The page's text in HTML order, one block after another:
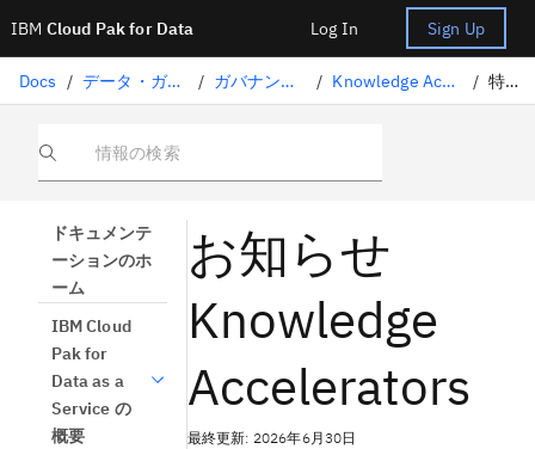
IBM Cloud Pak for Data Log In Sign Up
Docs / データ・ガバナンス / ガバナンス成果物 / Knowledge Accelerators / 特記事項
情報の検索
ドキュメンテ
ーションのホ
ーム
IBM Cloud
Pak for
Data as a
Service の
概要
お知らせ
Knowledge
Accelerators
最終更新: 2026年6月30日